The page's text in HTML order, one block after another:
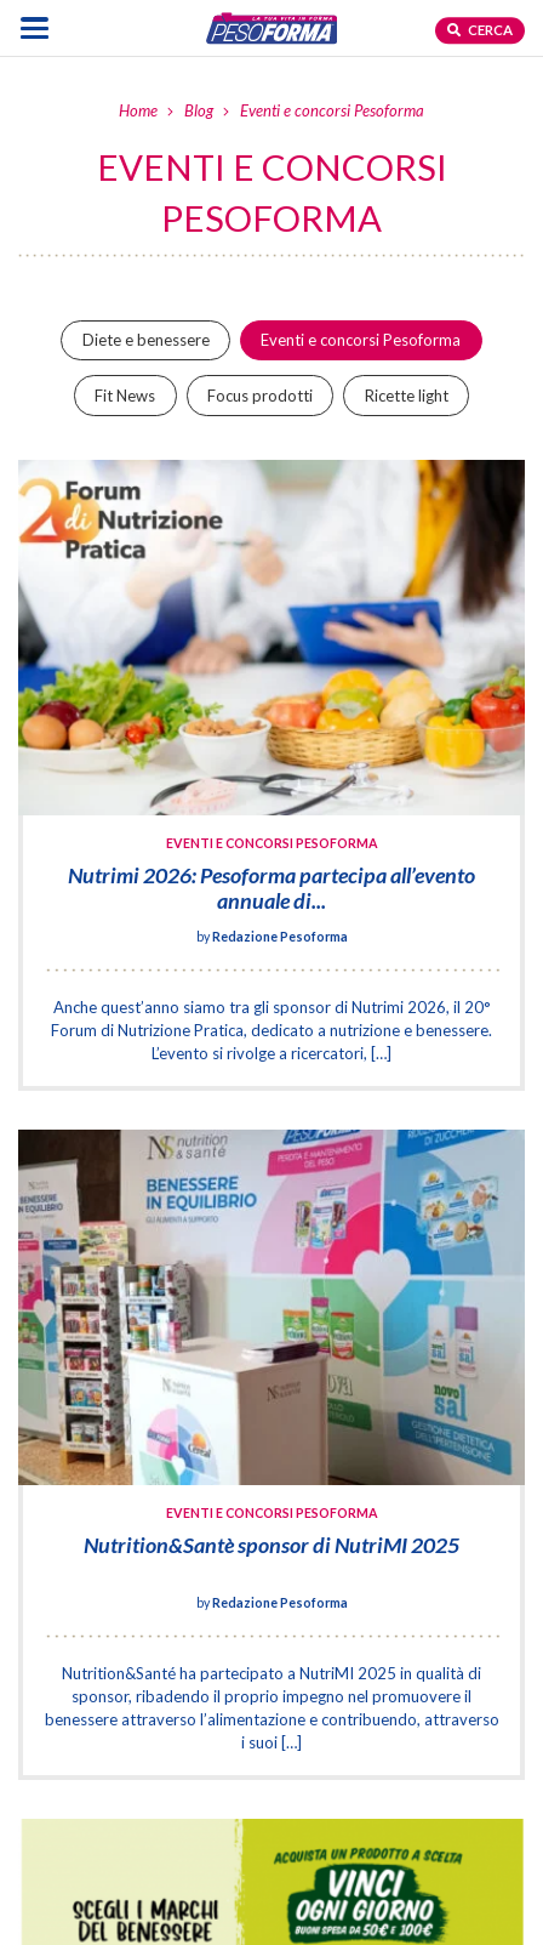
CERCA
Home Blog Eventi e concorsi Pesoforma
EVENTI E CONCORSI
PESOFORMA
Diete e benessere Eventi e concorsi Pesoforma
Fit News Focus prodotti Ricette light
EVENTI E CONCORSI PESOFORMA
Nutrimi 2026: Pesoforma partecipa all’evento
annuale di...
byRedazione Pesoforma
Anche quest’anno siamo tra gli sponsor di Nutrimi 2026, il 20°
Forum di Nutrizione Pratica, dedicato a nutrizione e benessere.
L’evento si rivolge a ricercatori, […]
EVENTI E CONCORSI PESOFORMA
Nutrition&Santè sponsor di NutriMI 2025
byRedazione Pesoforma
Nutrition&Santé ha partecipato a NutriMI 2025 in qualità di
sponsor, ribadendo il proprio impegno nel promuovere il
benessere attraverso l’alimentazione e contribuendo, attraverso
i suoi […]